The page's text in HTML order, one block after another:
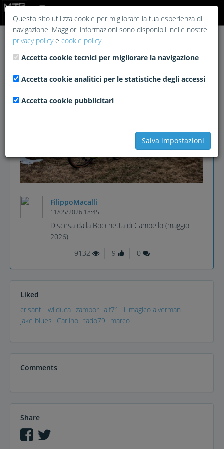
FilippoMacalli
11/05/2026 18:45
Discesa dalla Bocchetta di Campello (maggio
2026)
9132
9 0
Liked
crisanti wilduca zambor alf71
il magico alverman
jake blues
Carlino tado79 marco
Comments
Share
Questo sito utilizza cookie per migliorare la tua esperienza di
navigazione. Maggiori informazioni sono disponibili nelle nostre
privacy policye cookie policy.
Accetta cookie tecnici per migliorare la navigazione
Accetta cookie analitici per le statistiche degli accessi
Accetta cookie pubblicitari
Salva impostazioni